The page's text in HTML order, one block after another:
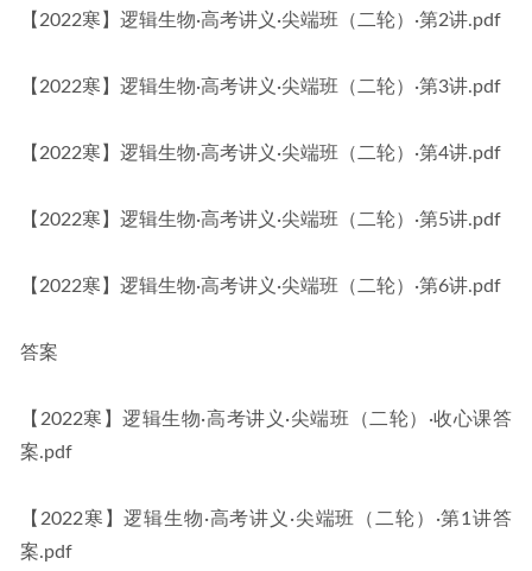
【2022寒】逻辑生物·高考讲义·尖端班（二轮）·第2讲.pdf
【2022寒】逻辑生物·高考讲义·尖端班（二轮）·第3讲.pdf
【2022寒】逻辑生物·高考讲义·尖端班（二轮）·第4讲.pdf
【2022寒】逻辑生物·高考讲义·尖端班（二轮）·第5讲.pdf
【2022寒】逻辑生物·高考讲义·尖端班（二轮）·第6讲.pdf
答案
【2022寒】逻辑生物·高考讲义·尖端班（二轮）·收心课答
案.pdf
【2022寒】逻辑生物·高考讲义·尖端班（二轮）·第1讲答
案.pdf